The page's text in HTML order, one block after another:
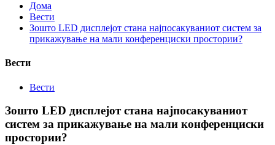
Дома
Вести
Зошто LED дисплејот стана најпосакуваниот систем за
прикажување на мали конференциски простории?
Вести
Вести
Зошто LED дисплејот стана најпосакуваниот
систем за прикажување на мали конференциски
простории?